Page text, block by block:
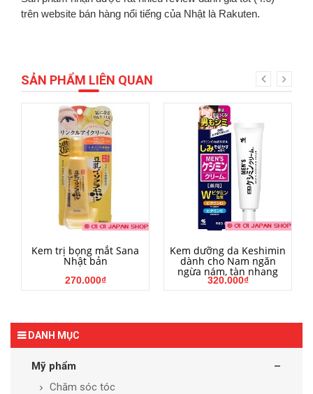
trên website bán hàng nổi tiếng của Nhật là Rakuten.
SẢN PHẨM LIÊN QUAN
HẾT HÀNG
Kem trị bọng mắt Sana
Nhật bản
270.000₫
MUA HÀNG
Kem dưỡng da Keshimin
dành cho Nam ngăn
ngừa nám, tàn nhang
320.000₫
DANH MỤC
Mỹ phẩm
Chăm sóc tóc